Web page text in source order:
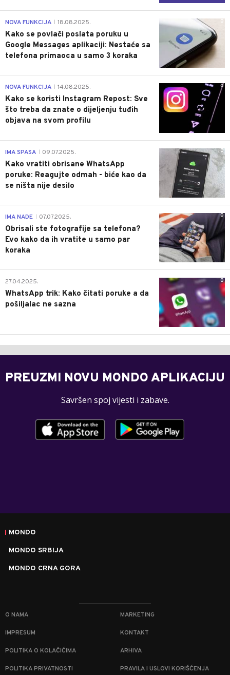
0
NOVA FUNKCIJA 18.08.2025.
Kako se povlači poslata poruku u
Google Messages aplikaciji: Nestaće sa
telefona primaoca u samo 3 koraka
0
NOVA FUNKCIJA 14.08.2025.
Kako se koristi Instagram Repost: Sve
što treba da znate o dijeljenju tuđih
objava na svom profilu
0
IMA SPASA 09.07.2025.
Kako vratiti obrisane WhatsApp
poruke: Reagujte odmah - biće kao da
se ništa nije desilo
0
IMA NADE 07.07.2025.
Obrisali ste fotografije sa telefona?
Evo kako da ih vratite u samo par
koraka
0
27.04.2025.
WhatsApp trik: Kako čitati poruke a da
pošiljalac ne sazna
PREUZMI NOVU MONDO APLIKACIJU
Savršen spoj vijesti i zabave.
MONDO
MONDO SRBIJA
MONDO CRNA GORA
O NAMA MARKETING
IMPRESUM KONTAKT
POLITIKA O KOLAČIĆIMA ARHIVA
POLITIKA PRIVATNOSTI PRAVILA I USLOVI KORIŠĆENJA